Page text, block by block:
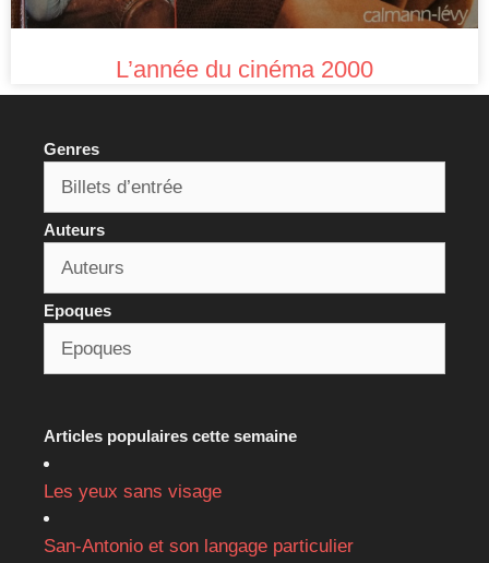
L’année du cinéma 2000
Genres
Auteurs
Epoques
Articles populaires cette semaine
Les yeux sans visage
San-Antonio et son langage particulier